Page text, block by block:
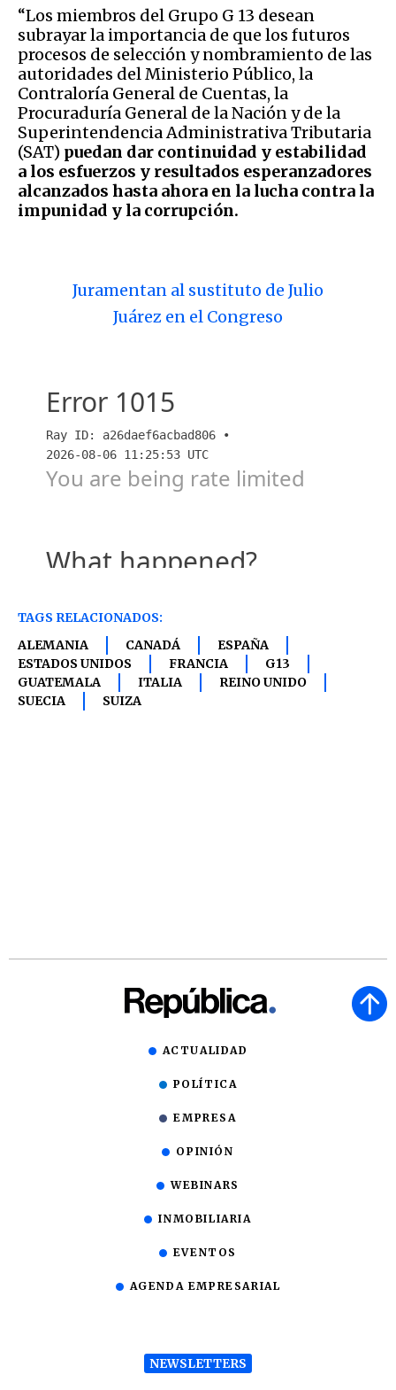
“Los miembros del Grupo G 13 desean
subrayar la importancia de que los futuros
procesos de selección y nombramiento de las
autoridades del Ministerio Público, la
Contraloría General de Cuentas, la
Procuraduría General de la Nación y de la
Superintendencia Administrativa Tributaria
(SAT) puedan dar continuidad y estabilidad
a los esfuerzos y resultados esperanzadores
alcanzados hasta ahora en la lucha contra la
impunidad y la corrupción.
Juramentan al sustituto de Julio
Juárez en el Congreso
TAGS RELACIONADOS:
ALEMANIA
CANADÁ
ESPAÑA
ESTADOS UNIDOS
FRANCIA
G13
GUATEMALA
ITALIA
REINO UNIDO
SUECIA
SUIZA
ACTUALIDAD
POLÍTICA
EMPRESA
OPINIÓN
WEBINARS
INMOBILIARIA
EVENTOS
AGENDA EMPRESARIAL
NEWSLETTERS